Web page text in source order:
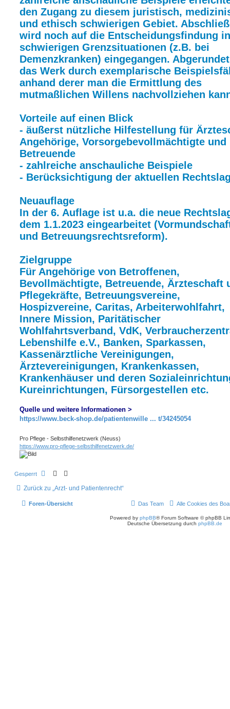
den Zugang zu diesem juristisch,
und ethisch schwierigen Gebiet.
wird noch auf die Entscheidungsfindung in
schwierigen Grenzsituationen (z.B. bei
Demenzkranken) eingegangen.
das Werk durch exemplarische
anhand derer man die Ermittlung des
mutmaßlichen Willens nachvollziehen
Vorteile auf einen Blick
- äußerst nützliche Hilfestellung für
Angehörige, Vorsorgebevollmächtigte und
Betreuende
- zahlreiche anschauliche Beispiele
- Berücksichtigung der aktuellen
Neuauflage
In der 6. Auflage ist u.a. die neue
dem 1.1.2023 eingearbeitet
und Betreuungsrechtsreform).
Zielgruppe
Für Angehörige von Betroffenen,
Bevollmächtigte, Betreuende, Ärzteschaft
Pflegekräfte, Betreuungsvereine,
Hospizvereine, Caritas, Arbeiterwohlfahrt,
Innere Mission, Paritätischer
Wohlfahrtsverband, VdK,
Lebenshilfe e.V., Banken, Sparkassen,
Kassenärztliche Vereinigungen,
Ärztevereinigungen, Krankenkassen,
Krankenhäuser und deren
Kureinrichtungen, Fürsorgestellen etc.
Quelle und weitere Informationen >
https://www.beck-shop.de/patientenwille ... t/34245054
Pro Pflege - Selbsthilfenetzwerk (Neuss)
https://www.pro-pflege-selbsthilfenetzwerk.de/
Gesperrt
Zurück zu „Arzt- und Patientenrecht“
Foren-Übersicht Alle Cookies des
Das Team
Powered by phpBB® Forum Software © phpBB
Deutsche Übersetzung durch phpBB.de